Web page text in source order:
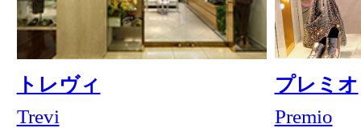
052-203-1080
052-232-0101